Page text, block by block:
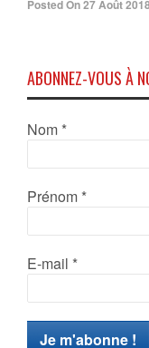
Posted On 27 Août
ABONNEZ-VOUS À
Nom *
Prénom *
E-mail *